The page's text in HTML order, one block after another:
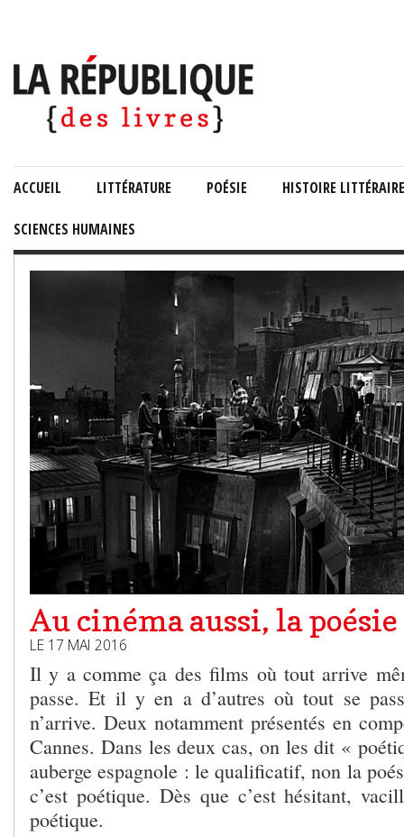
ACCUEIL LITTÉRATURE POÉSIE HISTOIRE LITTÉRAIRE
SCIENCES HUMAINES
Au cinéma aussi, la poésie
LE 17 MAI 2016
Il y a comme ça des films où tout arrive
passe. Et il y en a d’autres où tout se
n’arrive. Deux notamment présentés en
Cannes. Dans les deux cas, on les dit «
auberge espagnole : le qualificatif, non la
c’est poétique. Dès que c’est hésitant,
poétique.